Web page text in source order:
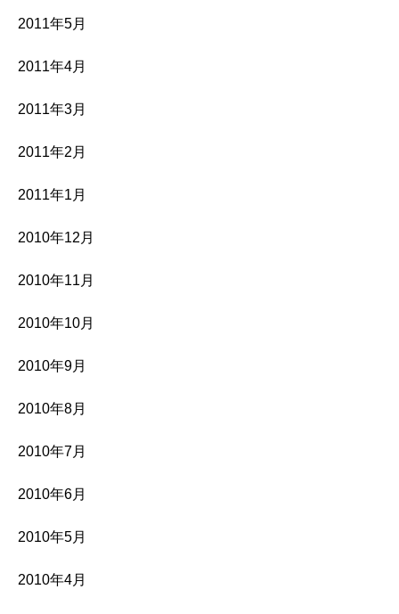
2011年5月
2011年4月
2011年3月
2011年2月
2011年1月
2010年12月
2010年11月
2010年10月
2010年9月
2010年8月
2010年7月
2010年6月
2010年5月
2010年4月